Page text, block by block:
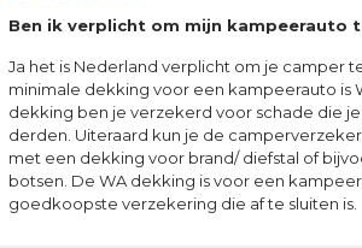
Ben ik verplicht om mijn kampeerauto
Ja het is Nederland verplicht om je camper
minimale dekking voor een kampeerauto is
dekking ben je verzekerd voor schade die
derden. Uiteraard kun je de
met een dekking voor brand/ diefstal of
botsen. De WA dekking is voor een
goedkoopste verzekering die af te sluiten is.